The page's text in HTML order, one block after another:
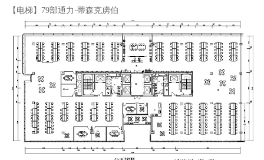
【电梯】79部通力-蒂森克虏伯